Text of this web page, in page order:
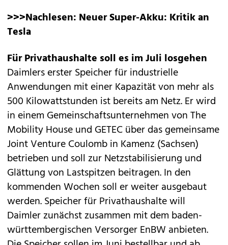
>>>Nachlesen: Neuer Super-Akku: Kritik an
Tesla
Für Privathaushalte soll es im Juli losgehen
Daimlers erster Speicher für industrielle
Anwendungen mit einer Kapazität von mehr als
500 Kilowattstunden ist bereits am Netz. Er wird
in einem Gemeinschaftsunternehmen von The
Mobility House und GETEC über das gemeinsame
Joint Venture Coulomb in Kamenz (Sachsen)
betrieben und soll zur Netzstabilisierung und
Glättung von Lastspitzen beitragen. In den
kommenden Wochen soll er weiter ausgebaut
werden. Speicher für Privathaushalte will
Daimler zunächst zusammen mit dem baden-
württembergischen Versorger EnBW anbieten.